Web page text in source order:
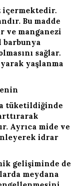
içermektedir.
Bu madde
ve manganezi
barbunya
sağlar.
yaşlanma
tüketildiğinde
Ayrıca mide ve
idrar
gelişiminde de
meydana